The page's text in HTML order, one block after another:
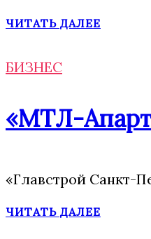
ЧИТАТЬ ДАЛЕЕ
БИЗНЕС
«МТЛ-
«Главстрой Санкт-
ЧИТАТЬ ДАЛЕЕ